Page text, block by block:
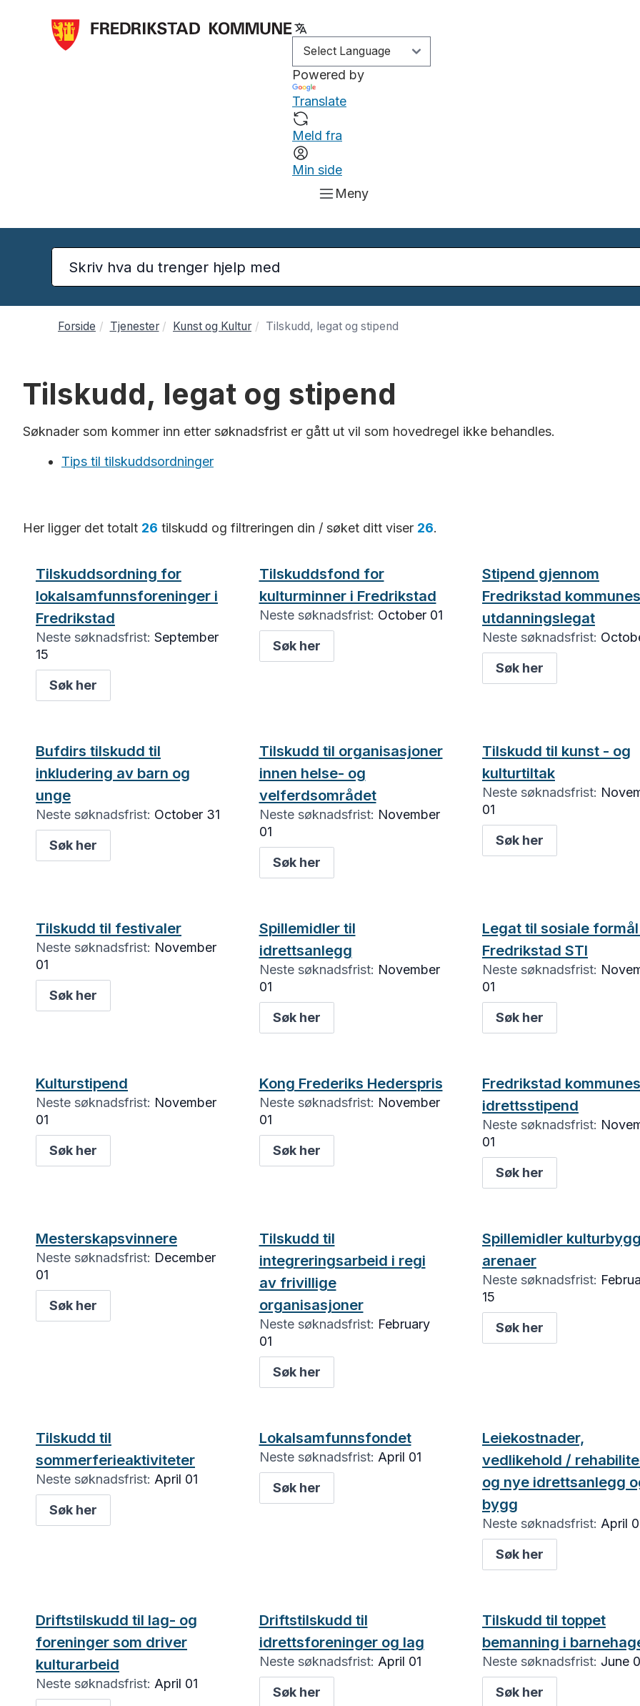
Powered by
Translate
Meld fra
Min side
Meny
Forside Tjenester Kunst og Kultur Tilskudd, legat og stipend
Tilskudd, legat og stipend
Søknader som kommer inn etter søknadsfrist er gått ut vil som hovedregel ikke behandles.
Tips til tilskuddsordninger
Her ligger det totalt 26 tilskudd og filtreringen din / søket ditt viser 26.
Tilskuddsordning for
lokalsamfunnsforeninger i
Fredrikstad
Neste søknadsfrist: September
15
Søk her
Tilskuddsfond for
kulturminner i Fredrikstad
Neste søknadsfrist: October 01
Søk her
Stipend gjennom
Fredrikstad kommunes
utdanningslegat
Neste søknadsfrist:
Søk her
Bufdirs tilskudd til
inkludering av barn og
unge
Neste søknadsfrist: October 31
Søk her
Tilskudd til organisasjoner
innen helse- og
velferdsområdet
Neste søknadsfrist: November
01
Søk her
Tilskudd til kunst - og
kulturtiltak
Neste søknadsfrist:
01
Søk her
Tilskudd til festivaler
Neste søknadsfrist: November
01
Søk her
Spillemidler til
idrettsanlegg
Neste søknadsfrist: November
01
Søk her
Legat til sosiale
Fredrikstad STI
Neste søknadsfrist:
01
Søk her
Kulturstipend
Neste søknadsfrist: November
01
Søk her
Kong Frederiks Hederspris
Neste søknadsfrist: November
01
Søk her
Fredrikstad kommunes
idrettsstipend
Neste søknadsfrist:
01
Søk her
Mesterskapsvinnere
Neste søknadsfrist: December
01
Søk her
Tilskudd til
integreringsarbeid i regi
av frivillige
organisasjoner
Neste søknadsfrist: February
01
Søk her
Spillemidler
arenaer
Neste søknadsfrist:
15
Søk her
Tilskudd til
sommerferieaktiviteter
Neste søknadsfrist: April 01
Søk her
Lokalsamfunnsfondet
Neste søknadsfrist: April 01
Søk her
Leiekostnader,
vedlikehold /
og nye idrettsanlegg
bygg
Neste søknadsfrist: April
Søk her
Driftstilskudd til lag- og
foreninger som driver
kulturarbeid
Neste søknadsfrist: April 01
Driftstilskudd til
idrettsforeninger og lag
Neste søknadsfrist: April 01
Søk her
Tilskudd til toppet
bemanning i
Neste søknadsfrist: June
Søk her